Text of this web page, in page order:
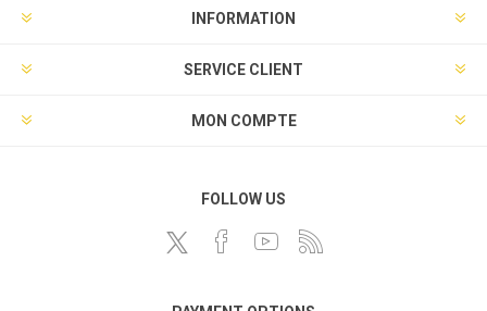
INFORMATION
SERVICE CLIENT
MON COMPTE
FOLLOW US